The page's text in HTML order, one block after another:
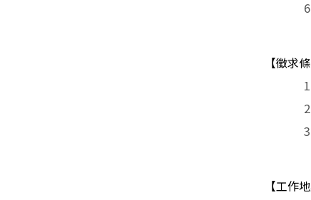
【徵求
【工作